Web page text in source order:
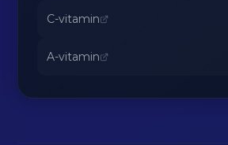
C-vitamin
A-vitamin